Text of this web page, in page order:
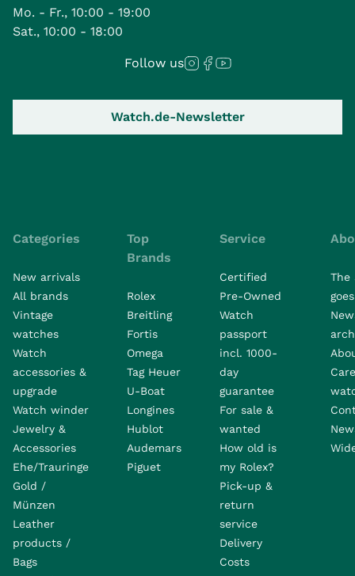
Mo. - Fr., 10:00 - 19:00
Sat., 10:00 - 18:00
Follow us
Watch.de-Newsletter
Categories
New arrivals
All brands
Vintage
watches
Watch
accessories &
upgrade
Watch winder
Jewelry &
Accessories
Ehe/Trauringe
Gold /
Münzen
Leather
products /
Bags
Top
Brands
Rolex
Breitling
Fortis
Omega
Tag Heuer
U-Boat
Longines
Hublot
Audemars
Piguet
Service
Certified
Pre-Owned
Watch
passport
incl. 1000-
day
guarantee
For sale &
wanted
How old is
my Rolex?
Pick-up &
return
service
Delivery
Costs
The